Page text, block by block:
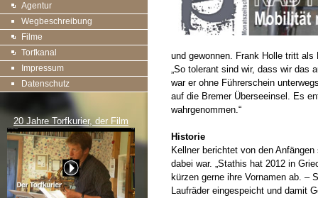
Agentur
Wegbeschreibung
Filme
Torfkanal
Impressum
Datenschutz
20 Jahre Torfkurier, der Film
und gewonnen. Frank Holle tritt
„So tolerant sind wir, dass wir das
war er ohne Führerschein
auf die Bremer Überseeinsel. Es
wahrgenommen.“
Historie
Kellner berichtet von den
dabei war. „Stathis hat 2012 in
kürzen gerne ihre Vornamen ab. –
Laufräder eingespeicht und damit